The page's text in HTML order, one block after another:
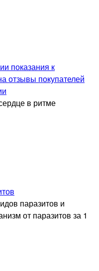
в ритме
паразитов и
от паразитов за 1